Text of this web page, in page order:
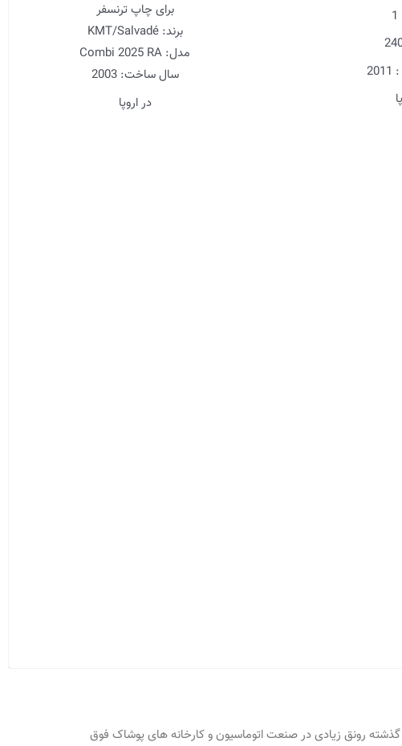
برای چاپترنسفر
برند: KMT/Salvadé
مدل: Combi 2025 RA
سال ساخت: 2003
در اروپا
رونق زیادی در صنعت اتوماسیون و کارخانه های پوشاک فوق